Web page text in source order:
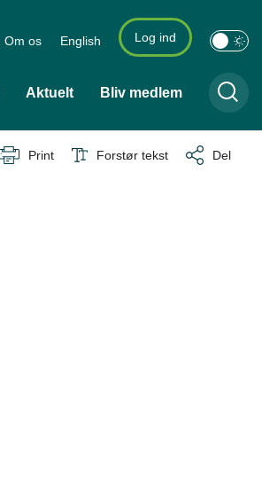
Om os English Log ind
Aktuelt Bliv medlem
Print Forstør tekst Del